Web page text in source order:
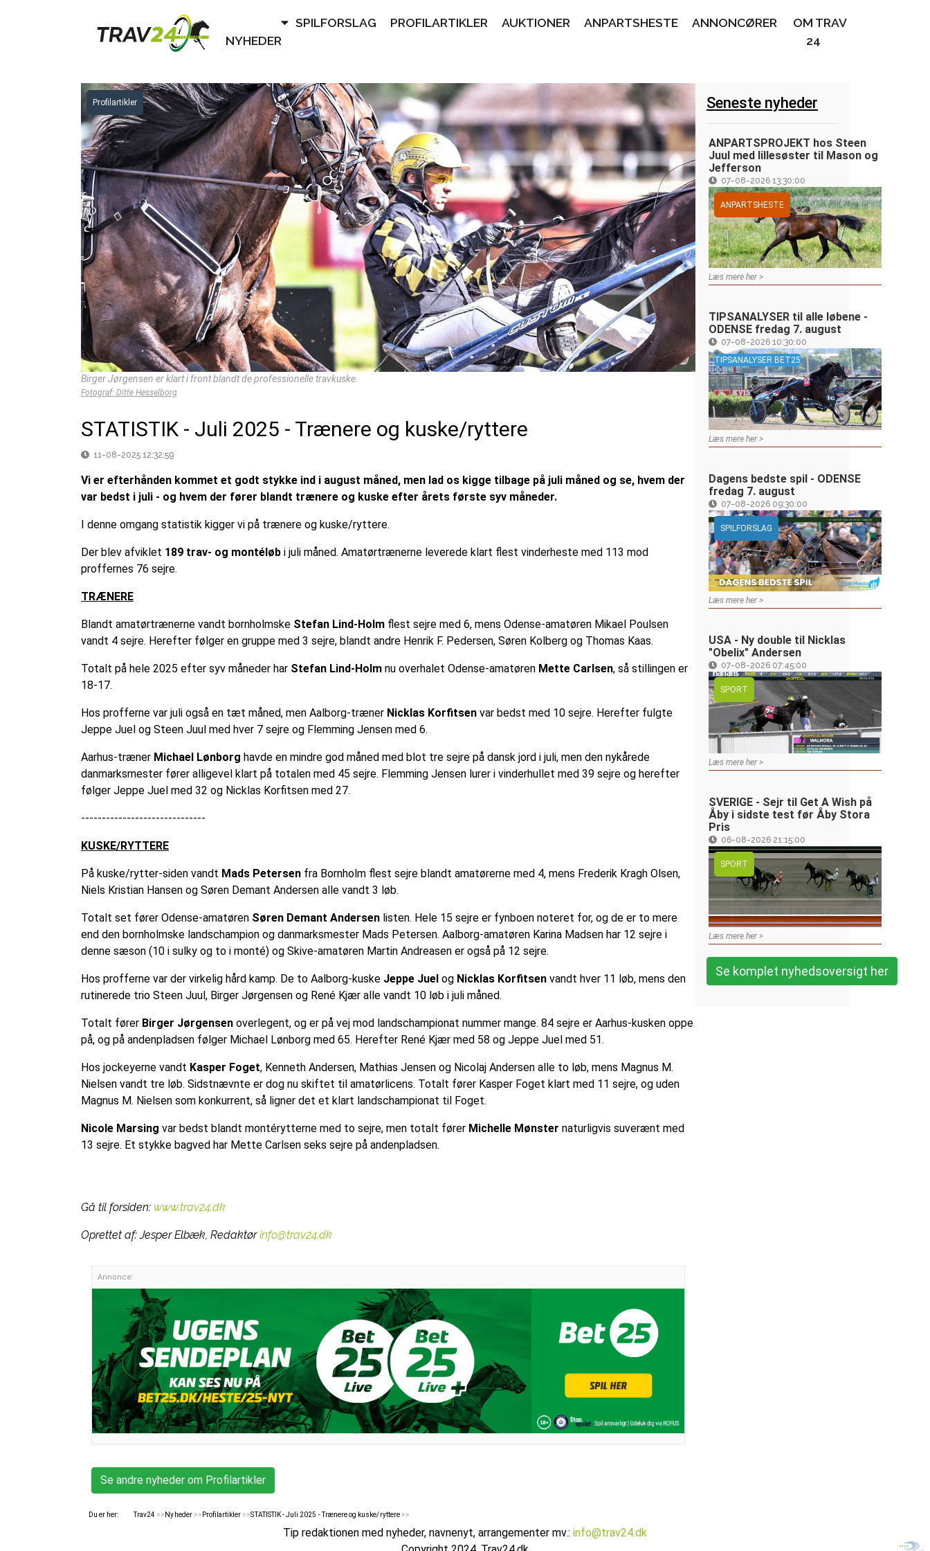
Profilartikler
Birger Jørgensen er klart i front blandt de professionelle travkuske.
Fotograf: Ditte Hesselborg
STATISTIK - Juli 2025 - Trænere og kuske/ryttere
11-08-2025 12:32:59
Vi er efterhånden kommet et godt stykke ind i august måned, men lad os kigge tilbage på juli måned og se, hvem der
var bedst i juli - og hvem der fører blandt trænere og kuske efter årets første syv måneder.
I denne omgang statistik kigger vi på trænere og kuske/ryttere.
Der blev afviklet 189 trav- og montéløb i juli måned. Amatørtrænerne leverede klart flest vinderheste med 113 mod
proffernes 76 sejre.
TRÆNERE
Blandt amatørtrænerne vandt bornholmske Stefan Lind-Holm flest sejre med 6, mens Odense-amatøren Mikael Poulsen
vandt 4 sejre. Herefter følger en gruppe med 3 sejre, blandt andre Henrik F. Pedersen, Søren Kolberg og Thomas Kaas.
Totalt på hele 2025 efter syv måneder har Stefan Lind-Holm nu overhalet Odense-amatøren Mette Carlsen, så stillingen er
18-17.
Hos profferne var juli også en tæt måned, men Aalborg-træner Nicklas Korfitsen var bedst med 10 sejre. Herefter fulgte
Jeppe Juel og Steen Juul med hver 7 sejre og Flemming Jensen med 6.
Aarhus-træner Michael Lønborg havde en mindre god måned med blot tre sejre på dansk jord i juli, men den nykårede
danmarksmester fører alligevel klart på totalen med 45 sejre. Flemming Jensen lurer i vinderhullet med 39 sejre og herefter
følger Jeppe Juel med 32 og Nicklas Korfitsen med 27.
------------------------------
KUSKE/RYTTERE
På kuske/rytter-siden vandt Mads Petersen fra Bornholm flest sejre blandt amatørerne med 4, mens Frederik Kragh Olsen,
Niels Kristian Hansen og Søren Demant Andersen alle vandt 3 løb.
Totalt set fører Odense-amatøren Søren Demant Andersen listen. Hele 15 sejre er fynboen noteret for, og de er to mere
end den bornholmske landschampion og danmarksmester Mads Petersen. Aalborg-amatøren Karina Madsen har 12 sejre i
denne sæson (10 i sulky og to i monté) og Skive-amatøren Martin Andreasen er også på 12 sejre.
Hos profferne var der virkelig hård kamp. De to Aalborg-kuske Jeppe Juel og Nicklas Korfitsen vandt hver 11 løb, mens den
rutinerede trio Steen Juul, Birger Jørgensen og René Kjær alle vandt 10 løb i juli måned.
Totalt fører Birger Jørgensen overlegent, og er på vej mod landschampionat nummer mange. 84 sejre er Aarhus-kusken oppe
på, og på andenpladsen følger Michael Lønborg med 65. Herefter René Kjær med 58 og Jeppe Juel med 51.
Hos jockeyerne vandt Kasper Foget, Kenneth Andersen, Mathias Jensen og Nicolaj Andersen alle to løb, mens Magnus M.
Nielsen vandt tre løb. Sidstnævnte er dog nu skiftet til amatørlicens. Totalt fører Kasper Foget klart med 11 sejre, og uden
Magnus M. Nielsen som konkurrent, så ligner det et klart landschampionat til Foget.
Nicole Marsing var bedst blandt montérytterne med to sejre, men totalt fører Michelle Mønster naturligvis suverænt med
13 sejre. Et stykke bagved har Mette Carlsen seks sejre på andenpladsen.
Gå til forsiden: www.trav24.dk
Oprettet af:Jesper Elbæk, Redaktør info@trav24.dk
Annonce:
Se andre nyheder om Profilartikler
Seneste nyheder
ANPARTSPROJEKT hos Steen
Juul med lillesøster til Mason og
Jefferson
07-08-2026 13:30:00
ANPARTSHESTE
Læs mere her >
TIPSANALYSER til alle løbene -
ODENSE fredag 7. august
07-08-2026 10:30:00
TIPSANALYSER BET25
Læs mere her >
Dagens bedste spil - ODENSE
fredag 7. august
07-08-2026 09:30:00
SPILFORSLAG
Læs mere her >
USA - Ny double til Nicklas
"Obelix" Andersen
07-08-2026 07:45:00
SPORT
Læs mere her >
SVERIGE - Sejr til Get A Wish på
Åby i sidste test før Åby Stora
Pris
06-08-2026 21:15:00
SPORT
Læs mere her >
Se komplet nyhedsoversigt her
NYHEDER
SPILFORSLAG PROFILARTIKLER AUKTIONER ANPARTSHESTE ANNONCØRER
OM TRAV
24
Du er her: Trav24 >> Nyheder>> Profilartikler >>STATISTIK - Juli 2025 - Trænere og kuske/ryttere>>
Tip redaktionen med nyheder, navnenyt, arrangementer mv.: info@trav24.dk